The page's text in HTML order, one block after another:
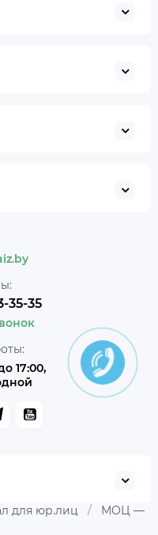
35-35
17:00,
для юр.лиц /
МОЦ —